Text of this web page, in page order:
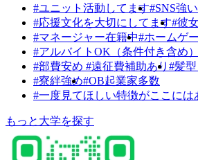
#ユニット活動してます#SNS強
#応援文化を大切にしてます#彼
#マネージャー在籍中#ホームゲ
#アルバイトOK（条件付き含め）
#部費安め #遠征費補助あり #髪
#寮絆強め#OB起業家多数
#一度見てほしい特徴がここには
もっと大学を探す